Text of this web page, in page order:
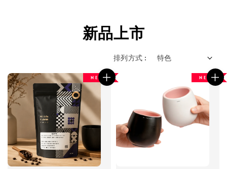
新品上市
排列方式 :
N E W N E W